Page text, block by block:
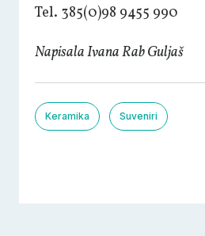
Tel. 385(0)98 9455 990
Napisala Ivana Rab Guljaš
Keramika Suveniri